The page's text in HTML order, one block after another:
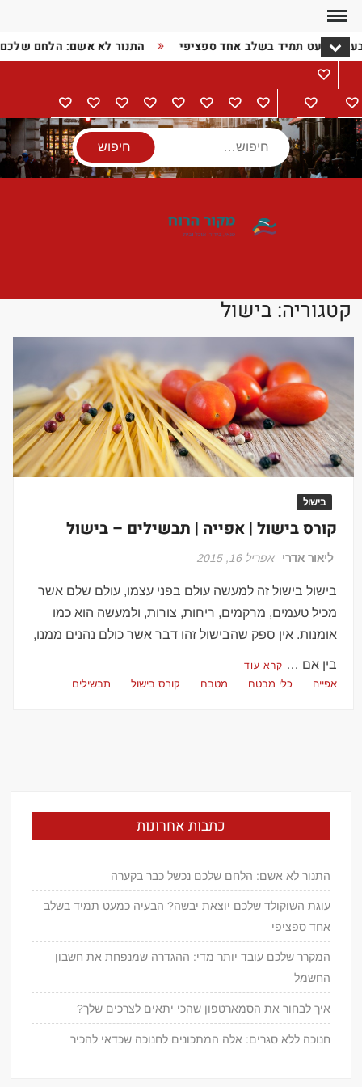
Skip
content
התנור לא אשם: הלחם כמעט תמיד בשלב אחד ספציפי
דף
הבית
מתכונים
בישול הורים
וילדים
מתנותמוצרי
חשמל
טיוליםאודותצור
קשר
מדיניות
פרטיות
הצהרת
נגישות
חיפוש
קטגוריה: בישול
בישול
קורס בישול | אפייה | תבשילים – בישול
ליאור אדרי אפריל 16, 2015
בישול בישול זה למעשה עולם בפני עצמו, עולם שלם אשר
מכיל טעמים, מרקמים, ריחות, צורות, ולמעשה הוא כמו
אומנות. אין ספק שהבישול זהו דבר אשר כולם נהנים ממנו,
בין אם … קרא עוד
אפייה כלי מבטח מטבח קורס בישול תבשילים
כתבות אחרונות
התנור לא אשם: הלחם שלכם נכשל כבר בקערה
עוגת השוקולד שלכם יוצאת יבשה? הבעיה כמעט תמיד בשלב
אחד ספציפי
המקרר שלכם עובד יותר מדי: ההגדרה שמנפחת את חשבון
החשמל
איך לבחור את הסמארטפון שהכי יתאים לצרכים שלך?
חנוכה ללא סגרים: אלה המתכונים לחנוכה שכדאי להכיר